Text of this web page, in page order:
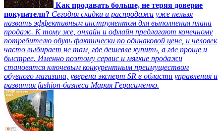
Как продавать больше, не теряя доверие
покупателя? Сегодня скидки и распродажи уже нельзя
назвать эффективным инструментом для выполнения плана
продаж. К тому же, онлайн и офлайн предлагают конечному
потребителю обувь фактически по одинаковой цене, и человек
часто выбирает не там, где дешевле купить, а где проще и
быстрее. Именно поэтому сервис и мягкие продажи
становятся ключевым конкурентным преимуществом
обувного магазина, уверена эксперт SR в области управления и
развития fashion-бизнеса Мария Герасименко.